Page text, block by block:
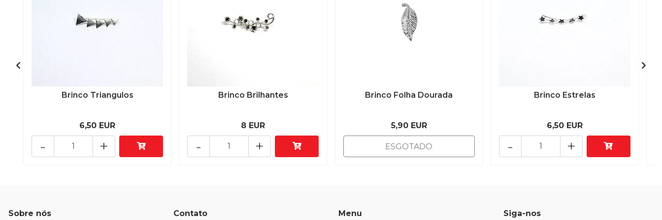
Brinco Triangulos
6,50 EUR
+
-
Brinco Brilhantes
8 EUR
+
-
Brinco Folha Dourada
5,90 EUR
ESGOTADO
Brinco Estrelas
6,50 EUR
+
-
Sobre nós Contato Menu Siga-nos